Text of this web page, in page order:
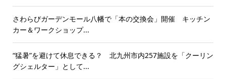
さわらびガーデンモール八幡で「本の交換会」開催 キッチン
カー＆ワークショップ...
“猛暑”を避けて休息できる？ 北九州市内257施設を「クーリン
グシェルター」として...